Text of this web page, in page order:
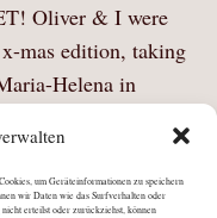
um Geräteinformationen zu speichern
wir Daten wie das Surfverhalten oder
erteilst oder zurückziehst, können
Oliver & I were
mas edition, taking
Helena in